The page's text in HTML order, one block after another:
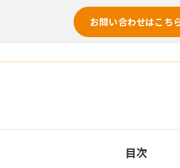
お問い合わせはこち
目次